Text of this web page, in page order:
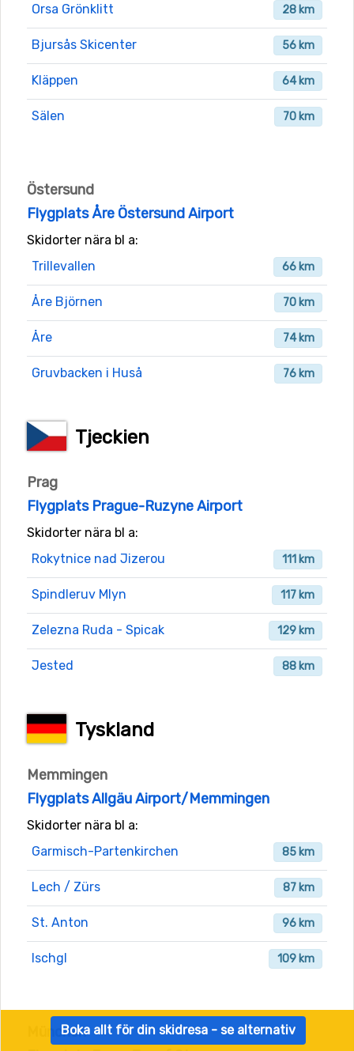
Boka allt för din skidresa - se alternativ
Orsa Grönklitt
28 km
Bjursås Skicenter 56 km
Kläppen 64 km
Sälen 70 km
Östersund
Flygplats Åre Östersund Airport
Skidorter nära bl a:
Trillevallen
66 km
Åre Björnen 70 km
Åre 74 km
Gruvbacken i Huså 76 km
Tjeckien
Prag
Flygplats Prague-Ruzyne Airport
Skidorter nära bl a:
Rokytnice nad Jizerou
111 km
Spindleruv Mlyn 117 km
Zelezna Ruda - Spicak 129 km
Jested 88 km
Tyskland
Memmingen
Flygplats Allgäu Airport/Memmingen
Skidorter nära bl a:
Garmisch-Partenkirchen
85 km
Lech / Zürs 87 km
St. Anton 96 km
Ischgl 109 km
München